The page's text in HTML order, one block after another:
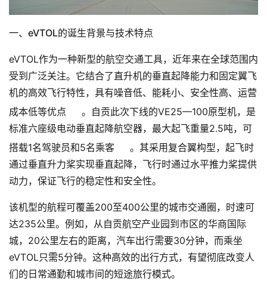
一、eVTOL的诞生背景与技术特点
eVTOL作为一种新型的航空交通工具，近年来在全球范围内
受到广泛关注。它结合了直升机的垂直起降能力和固定翼飞
机的高效飞行特性，具有噪音低、能耗小、安全性高、运营
成本低等优点
。自贡此次下线的VE25—100原型机，是
标准六座级电动垂直起降航空器，最大起飞重量2.5吨，可
搭载1名驾驶员和5名乘客
。其采用复合翼构型，起飞时
通过垂直升力桨实现垂直起降，飞行时通过水平推力桨提供
动力，保证飞行的稳定性和安全性。
该机型的航程可覆盖200至400公里的城市交通圈，时速可
达235公里。例如，从自贡航空产业园到市区的华商国际
城，20公里左右的距离，汽车出行需要30分钟，而乘坐
eVTOL只需5分钟。这种高效的出行方式，有望彻底改变人
们的日常通勤和城市间的短途旅行模式。